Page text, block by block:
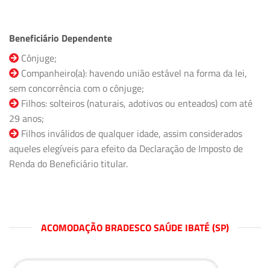
Beneficiário Dependente
Cônjuge;
Companheiro(a): havendo união estável na forma da lei,
sem concorrência com o cônjuge;
Filhos: solteiros (naturais, adotivos ou enteados) com até
29 anos;
Filhos inválidos de qualquer idade, assim considerados
aqueles elegíveis para efeito da Declaração de Imposto de
Renda do Beneficiário titular.
ACOMODAÇÃO BRADESCO SAÚDE IBATÉ (SP)